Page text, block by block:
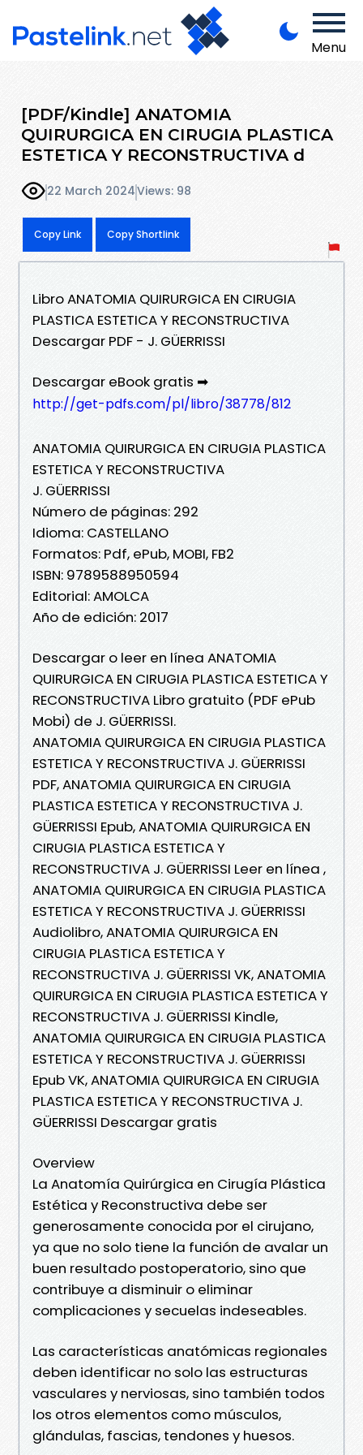
Menu
[PDF/Kindle] ANATOMIA
QUIRURGICA EN CIRUGIA PLASTICA
ESTETICA Y RECONSTRUCTIVA d
22 March 2024Views: 98
Copy Link Copy Shortlink
Libro ANATOMIA QUIRURGICA EN CIRUGIA
PLASTICA ESTETICA Y RECONSTRUCTIVA
Descargar PDF - J. GÜERRISSI
Descargar eBook gratis ➡
http://get-pdfs.com/pl/libro/38778/812
ANATOMIA QUIRURGICA EN CIRUGIA PLASTICA
ESTETICA Y RECONSTRUCTIVA
J. GÜERRISSI
Número de páginas: 292
Idioma: CASTELLANO
Formatos: Pdf, ePub, MOBI, FB2
ISBN: 9789588950594
Editorial: AMOLCA
Año de edición: 2017
Descargar o leer en línea ANATOMIA
QUIRURGICA EN CIRUGIA PLASTICA ESTETICA Y
RECONSTRUCTIVA Libro gratuito (PDF ePub
Mobi) de J. GÜERRISSI.
ANATOMIA QUIRURGICA EN CIRUGIA PLASTICA
ESTETICA Y RECONSTRUCTIVA J. GÜERRISSI
PDF, ANATOMIA QUIRURGICA EN CIRUGIA
PLASTICA ESTETICA Y RECONSTRUCTIVA J.
GÜERRISSI Epub, ANATOMIA QUIRURGICA EN
CIRUGIA PLASTICA ESTETICA Y
RECONSTRUCTIVA J. GÜERRISSI Leer en línea ,
ANATOMIA QUIRURGICA EN CIRUGIA PLASTICA
ESTETICA Y RECONSTRUCTIVA J. GÜERRISSI
Audiolibro, ANATOMIA QUIRURGICA EN
CIRUGIA PLASTICA ESTETICA Y
RECONSTRUCTIVA J. GÜERRISSI VK, ANATOMIA
QUIRURGICA EN CIRUGIA PLASTICA ESTETICA Y
RECONSTRUCTIVA J. GÜERRISSI Kindle,
ANATOMIA QUIRURGICA EN CIRUGIA PLASTICA
ESTETICA Y RECONSTRUCTIVA J. GÜERRISSI
Epub VK, ANATOMIA QUIRURGICA EN CIRUGIA
PLASTICA ESTETICA Y RECONSTRUCTIVA J.
GÜERRISSI Descargar gratis
Overview
La Anatomía Quirúrgica en Cirugía Plástica
Estética y Reconstructiva debe ser
generosamente conocida por el cirujano,
ya que no solo tiene la función de avalar un
buen resultado postoperatorio, sino que
contribuye a disminuir o eliminar
complicaciones y secuelas indeseables.
Las características anatómicas regionales
deben identificar no solo las estructuras
vasculares y nerviosas, sino también todos
los otros elementos como músculos,
glándulas, fascias, tendones y huesos.